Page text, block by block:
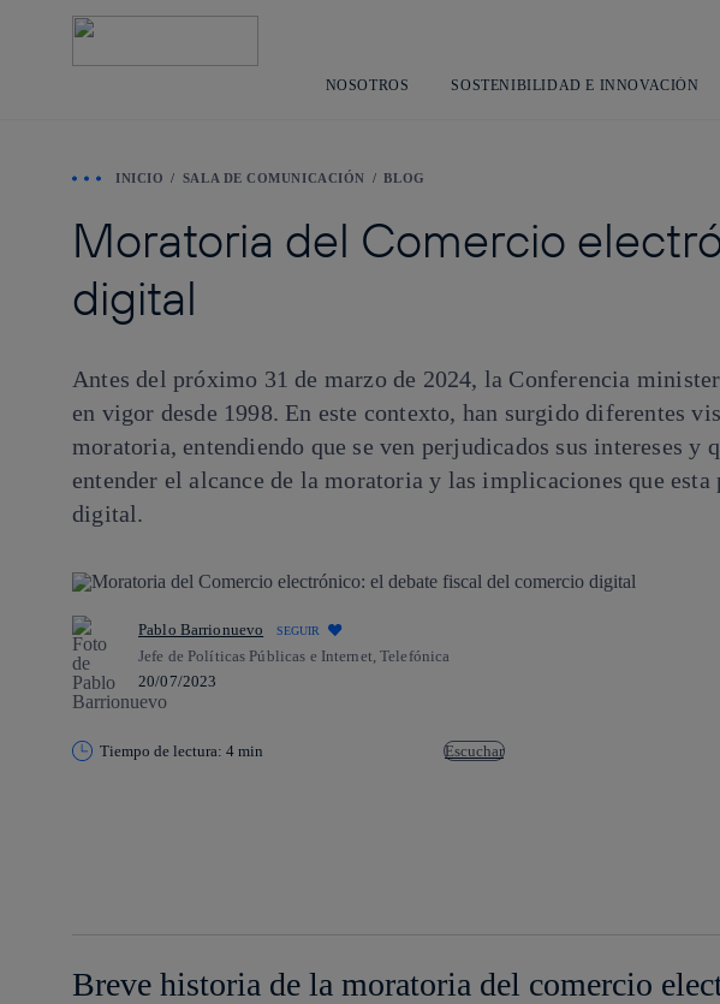
principal
NOSOTROS SOSTENIBILIDAD E INNOVACIÓN
INICIO SALA DE COMUNICACIÓN BLOG
Moratoria del Comercio
digital
Antes del próximo 31 de marzo de 2024, la Conferencia
en vigor desde 1998. En este contexto, han surgido diferentes
moratoria, entendiendo que se ven perjudicados sus intereses
entender el alcance de la moratoria y las implicaciones que
digital.
Pablo Barrionuevo SEGUIR
Jefe de Políticas Públicas e Internet, Telefónica
20/07/2023
Tiempo de lectura: 4 min Escuchar
Breve historia de la moratoria del comercio